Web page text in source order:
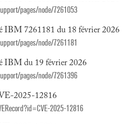
pages/node/7261053
IBM 7261181 du 18 février 2026
pages/node/7261181
IBM du 19 février 2026
pages/node/7261396
2025-12816
2025-12816